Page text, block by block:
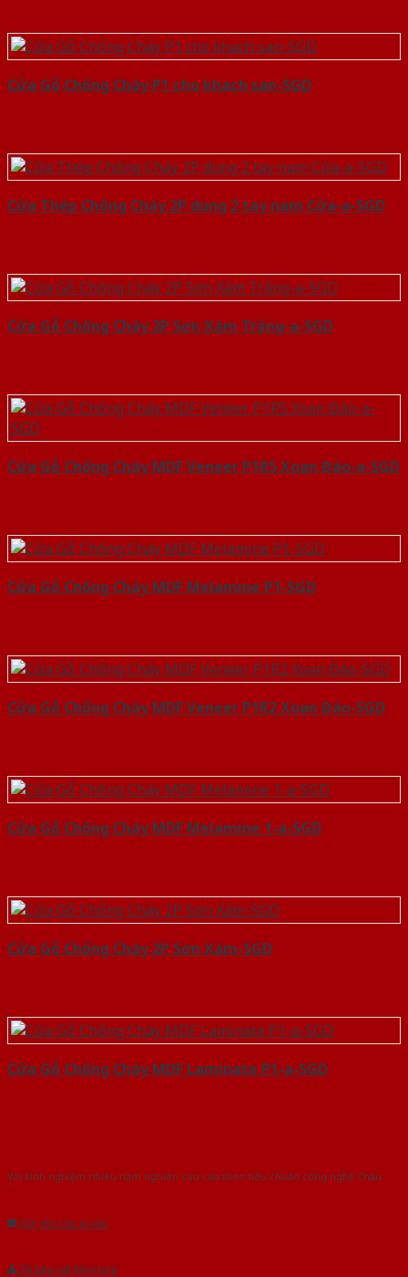
Cửa Gỗ Chống Cháy P1 cho khach san-SGD
Cửa Thép Chống Cháy 2P dung 2 tay nam Cửa-a-SGD
Cửa Gỗ Chống Cháy 2P Sơn Xám Trắng-a-SGD
Cửa Gỗ Chống Cháy MDF Veneer P1R5 Xoan Đào-a-SGD
Cửa Gỗ Chống Cháy MDF Melamine P1-SGD
Cửa Gỗ Chống Cháy MDF Veneer P1R2 Xoan Đào-SGD
Cửa Gỗ Chống Cháy MDF Melamine 1-a-SGD
Cửa Gỗ Chống Cháy 2P Sơn Xám-SGD
Cửa Gỗ Chống Cháy MDF Laminate P1-a-SGD
Với kinh nghiệm nhiêu năm nghiên cứu cửa theo tiêu chuẩn công nghệ Châu
Gửi yêu cầu tư vấn
Tải báo giá tổng hợp